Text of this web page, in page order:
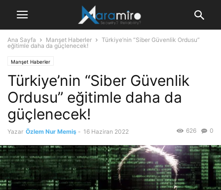
Ana Sayfa Manşet Haberler
Türkiye’nin “Siber Güvenlik Ordusu”
eğitimle daha da güçlenecek!
Manşet Haberler
Türkiye’nin “Siber Güvenlik
Ordusu” eğitimle daha da
güçlenecek!
Yazar Özlem Nur Memiş - 16 Haziran 2022 0
626